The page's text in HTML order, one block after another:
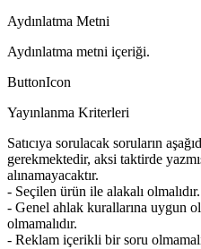
Aydınlatma Metni
Aydınlatma metni içeriği.
ButtonIcon
Yayınlanma Kriterleri
Satıcıya sorulacak soruların
gerekmektedir, aksi taktirde
alınamayacaktır.
- Seçilen ürün ile alakalı olmalıdır.
- Genel ahlak kurallarına uygun
olmamalıdır.
- Reklam içerikli bir soru